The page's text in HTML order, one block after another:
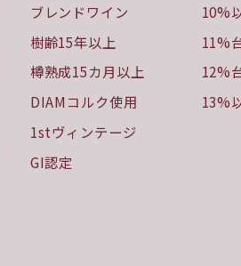
ブレンドワイン
樹齢15年以上
樽熟成15カ月以上
DIAMコルク使用
1stヴィンテージ
GI認定
10%
11%
12%
13%